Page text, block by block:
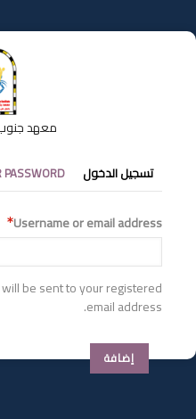
إلى
المحتوى
معهد
التبويبات
الأساسية
تسجيل الدخول PASSWORD
Username or email address
be sent to your registered
email address.